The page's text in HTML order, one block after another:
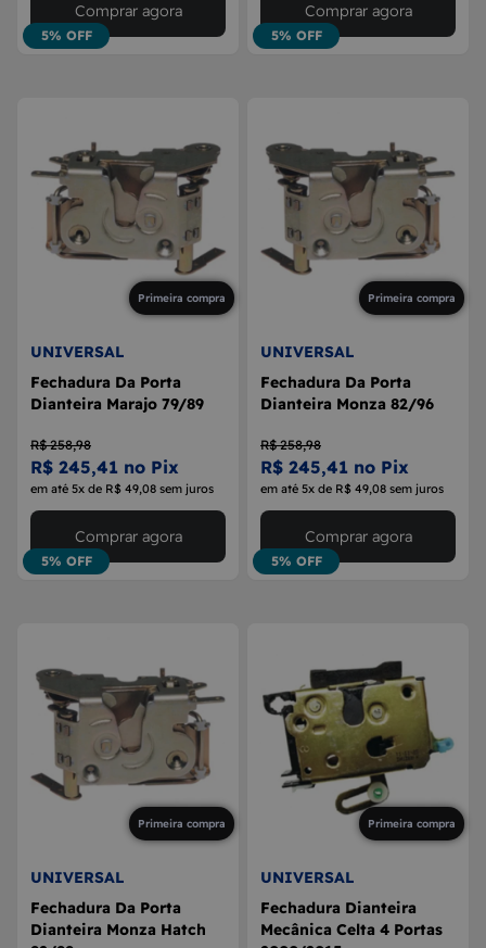
5% OFF
Comprar agora
5% OFF
Comprar agora
Primeira compra
UNIVERSAL
Fechadura Da Porta
Dianteira Marajo 79/89
R$ 258,98
R$ 245,41 no Pix
em até 5x de R$ 49,08 sem juros
5% OFF
Comprar agora
Primeira compra
UNIVERSAL
Fechadura Da Porta
Dianteira Monza 82/96
R$ 258,98
R$ 245,41 no Pix
em até 5x de R$ 49,08 sem juros
5% OFF
Comprar agora
Primeira compra
UNIVERSAL
Fechadura Da Porta
Dianteira Monza Hatch
Primeira compra
UNIVERSAL
Fechadura Dianteira
Mecânica Celta 4 Portas